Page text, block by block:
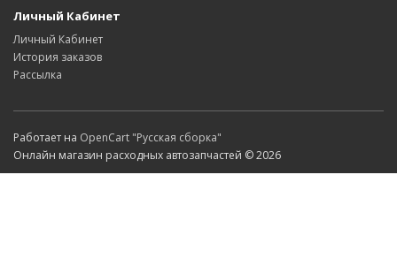
Личный Кабинет
Личный Кабинет
История заказов
Рассылка
Работает на OpenCart "Русская сборка"
Онлайн магазин расходных автозапчастей © 2026